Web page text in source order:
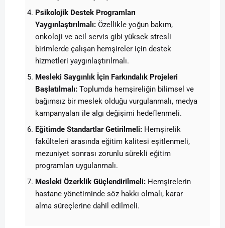
Psikolojik Destek Programları
Yaygınlaştırılmalı: Özellikle yoğun bakım,
onkoloji ve acil servis gibi yüksek stresli
birimlerde çalışan hemşireler için destek
hizmetleri yaygınlaştırılmalı.
Mesleki Saygınlık İçin Farkındalık Projeleri
Başlatılmalı: Toplumda hemşireliğin bilimsel ve
bağımsız bir meslek olduğu vurgulanmalı, medya
kampanyaları ile algı değişimi hedeflenmeli.
Eğitimde Standartlar Getirilmeli: Hemşirelik
fakülteleri arasında eğitim kalitesi eşitlenmeli,
mezuniyet sonrası zorunlu sürekli eğitim
programları uygulanmalı.
Mesleki Özerklik Güçlendirilmeli: Hemşirelerin
hastane yönetiminde söz hakkı olmalı, karar
alma süreçlerine dahil edilmeli.